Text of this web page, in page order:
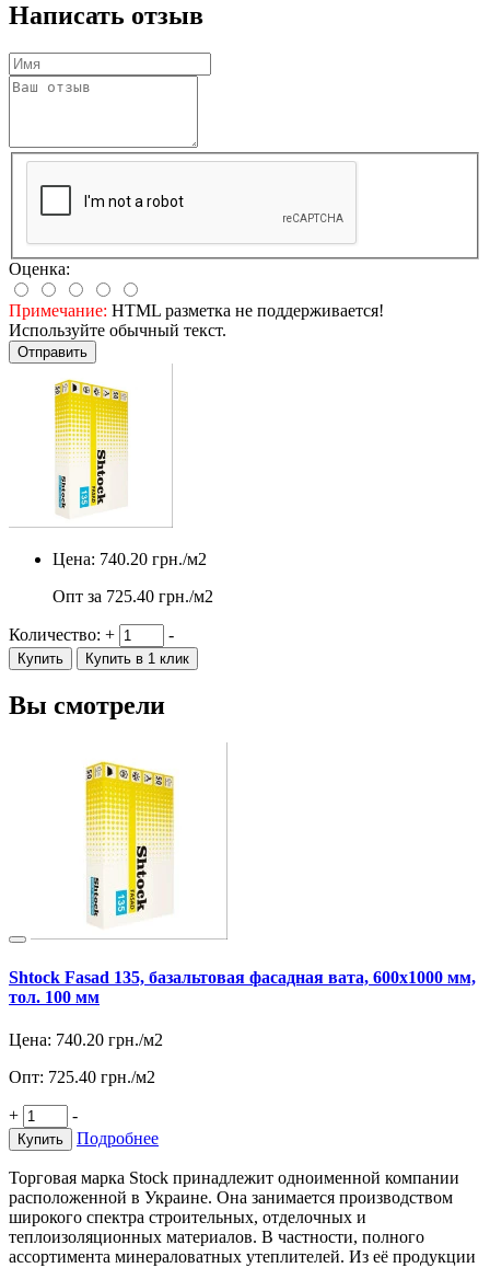
Написать отзыв
Оценка:
Примечание: HTML разметка не поддерживается!
Используйте обычный текст.
Отправить
Цена: 740.20 грн./м2
Опт за 725.40 грн./м2
Количество: + -
Купить Купить в 1 клик
Вы смотрели
Shtock Fasad 135, базальтовая фасадная вата, 600х1000 мм,
тол. 100 мм
Цена: 740.20 грн./м2
Опт: 725.40 грн./м2
+ -
Купить Подробнее
Торговая марка Stock принадлежит одноименной компании
расположенной в Украине. Она занимается производством
широкого спектра строительных, отделочных и
теплоизоляционных материалов. В частности, полного
ассортимента минераловатных утеплителей. Из её продукции